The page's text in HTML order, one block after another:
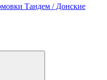
Тандем / Донские